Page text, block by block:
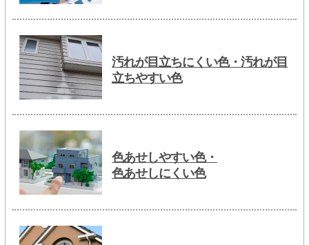
汚れが目立ちにくい色・汚れが目
立ちやすい色
色あせしやすい色・
色あせしにくい色